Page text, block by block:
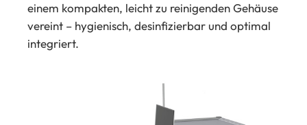
einem kompakten, leicht zu reinigenden Gehäuse
vereint – hygienisch, desinfizierbar und optimal
integriert.